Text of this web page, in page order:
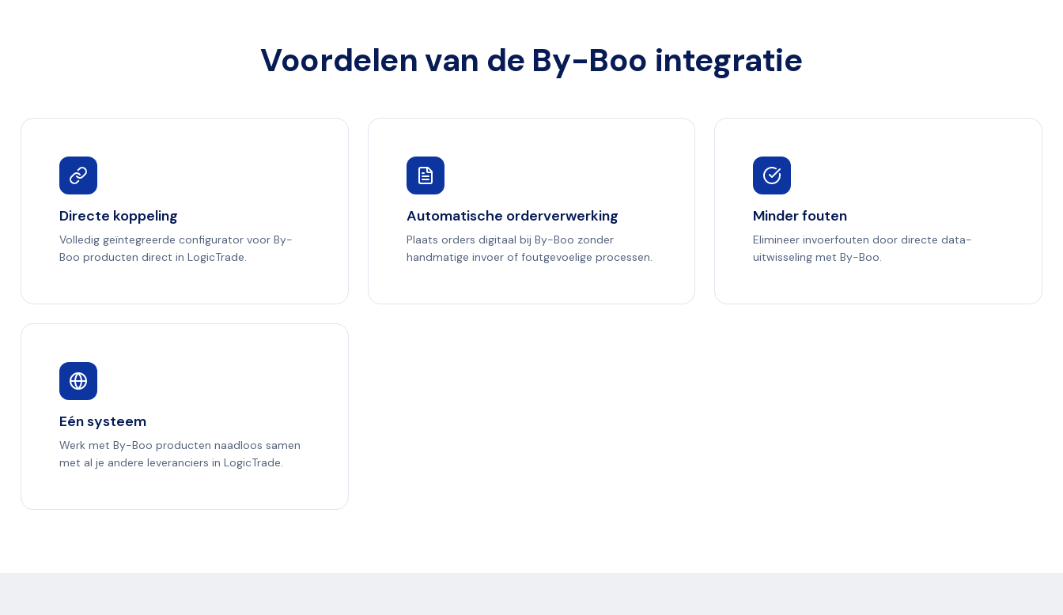
Voordelen van de By-Boo integratie
Directe koppeling
Volledig geïntegreerde configurator voor By-
Boo producten direct in LogicTrade.
Automatische orderverwerking
Plaats orders digitaal bij By-Boo zonder
handmatige invoer of foutgevoelige processen.
Minder fouten
Elimineer invoerfouten door directe data-
uitwisseling met By-Boo.
Eén systeem
Werk met By-Boo producten naadloos samen
met al je andere leveranciers in LogicTrade.